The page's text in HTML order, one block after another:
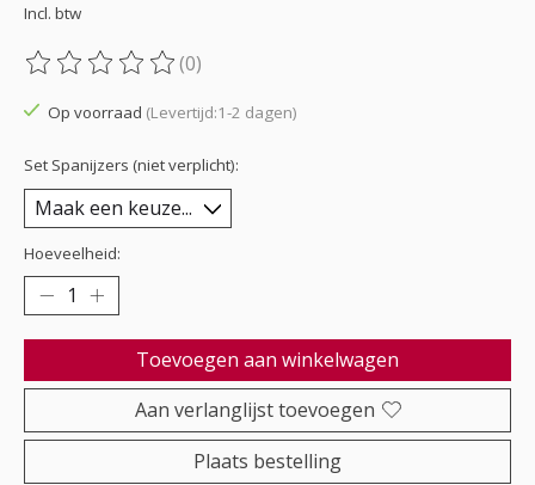
Incl. btw
De beoordeling van dit product is
(0)
Op voorraad (Levertijd:1-2 dagen)
Set Spanijzers (niet verplicht):
Hoeveelheid:
Toevoegen aan winkelwagen
Aan verlanglijst toevoegen
Plaats bestelling